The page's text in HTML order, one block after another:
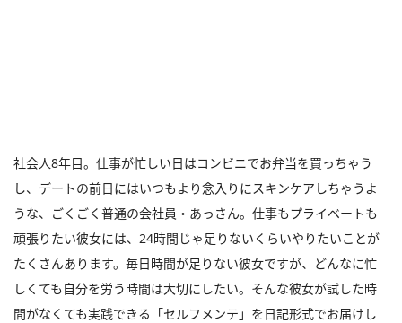
社会人8年目。仕事が忙しい日はコンビニでお弁当を買っちゃう
し、デートの前日にはいつもより念入りにスキンケアしちゃうよ
うな、ごくごく普通の会社員・あっさん。仕事もプライベートも
頑張りたい彼女には、24時間じゃ足りないくらいやりたいことが
たくさんあります。毎日時間が足りない彼女ですが、どんなに忙
しくても自分を労う時間は大切にしたい。そんな彼女が試した時
間がなくても実践できる「セルフメンテ」を日記形式でお届けし